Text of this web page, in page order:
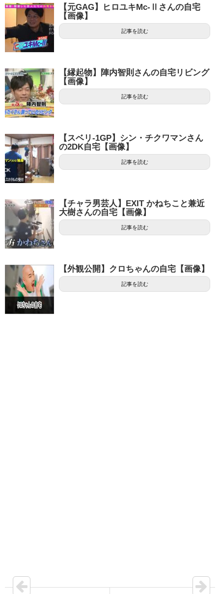
【元GAG】ヒロユキMc-Ⅱさんの自宅
【画像】
記事を読む
【縁起物】陣内智則さんの自宅リビング
【画像】
記事を読む
【スベリ-1GP】シン・チクワマンさん
の2DK自宅【画像】
記事を読む
【チャラ男芸人】EXIT かねちこと兼近
大樹さんの自宅【画像】
記事を読む
【外観公開】クロちゃんの自宅【画像】
記事を読む